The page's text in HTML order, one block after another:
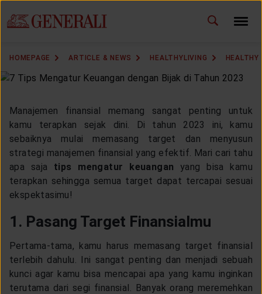
HOMEPAGE ARTICLE & NEWS HEALTHYLIVING HEALTHY
Manajemen finansial memang sangat penting untuk
kamu terapkan sejak dini. Di tahun 2023 ini, kamu
sebaiknya mulai memasang target dan menyusun
strategi manajemen finansial yang efektif. Mari cari tahu
apa saja tips mengatur keuangan yang bisa kamu
terapkan sehingga semua target dapat tercapai sesuai
ekspektasimu!
1. Pasang Target Finansialmu
Pertama-tama, kamu harus memasang target finansial
terlebih dahulu. Ini sangat penting dan menjadi sebuah
kunci agar kamu bisa mencapai apa yang kamu inginkan
terutama dari segi finansial. Banyak orang meremehkan
CHANGE LANGUAGE ID EN
MARKETING OFFICE
INSURANCE DICTIONARY
OUR SOLUTION
CUSTOMER SERVICE